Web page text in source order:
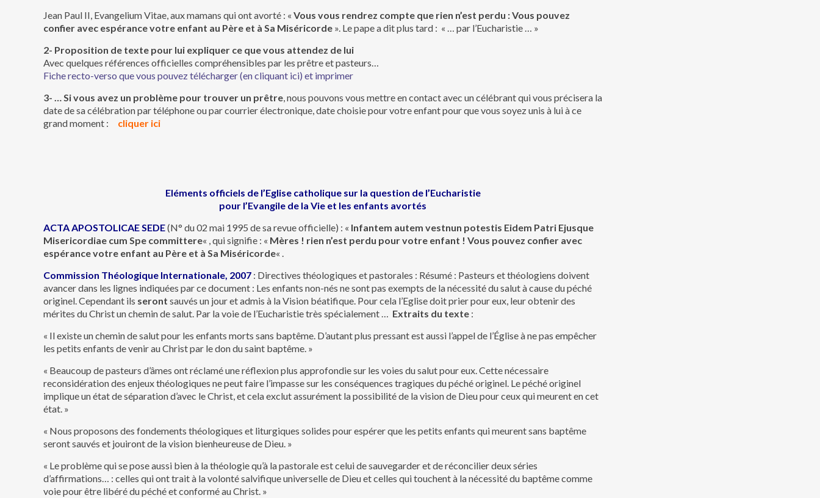
Jean Paul II, Evangelium Vitae, aux mamans qui ont avorté : «Vous vous rendrez compte que rien n’est perdu : Vous pouvez
confier avec espérance votre enfant au Père et à Sa Miséricorde ». Le pape a dit plus tard : « … par l’Eucharistie … »
2- Proposition de texte pour lui expliquer ce que vous attendez de lui
Avec quelques références officielles compréhensibles par les prêtre et pasteurs…
Fiche recto-verso que vous pouvez télécharger (en cliquant ici) et imprimer
3- … Si vous avez un problème pour trouver un prêtre, nous pouvons vous mettre en contact avec un célébrant qui vous précisera la
date de sa célébration par téléphone ou par courrier électronique, date choisie pour votre enfant pour que vous soyez unis à lui à ce
grand moment : cliquer ici
Eléments officiels de l’Eglise catholique sur la question de l’Eucharistie
pour l’Evangile de la Vie et les enfants avortés
ACTA APOSTOLICAE SEDE(N° du 02 mai 1995 de sa revue officielle) : « Infantem autem vestnun potestis Eidem Patri Ejusque
Misericordiae cum Spe committere« , qui signifie : « Mères ! rien n’est perdu pour votre enfant ! Vous pouvez confier avec
espérance votre enfant au Père et à Sa Miséricorde« .
Commission Théologique Internationale, 2007 : Directives théologiques et pastorales : Résumé : Pasteurs et théologiens doivent
avancer dans les lignes indiquées par ce document : Les enfants non-nés ne sont pas exempts de la nécessité du salut à cause du péché
originel. Cependant ils seront sauvés un jour et admis à la Vision béatifique. Pour cela l’Eglise doit prier pour eux, leur obtenir des
mérites du Christ un chemin de salut. Par la voie de l’Eucharistie très spécialement … Extraits du texte :
« Il existe un chemin de salut pour les enfants morts sans baptême. D’autant plus pressant est aussi l’appel de l’Église à ne pas empêcher
les petits enfants de venir au Christ par le don du saint baptême. »
« Beaucoup de pasteurs d’âmes ont réclamé une réflexion plus approfondie sur les voies du salut pour eux. Cette nécessaire
reconsidération des enjeux théologiques ne peut faire l’impasse sur les conséquences tragiques du péché originel. Le péché originel
implique un état de séparation d’avec le Christ, et cela exclut assurément la possibilité de la vision de Dieu pour ceux qui meurent en cet
état. »
« Nous proposons des fondements théologiques et liturgiques solides pour espérer que les petits enfants qui meurent sans baptême
seront sauvés et jouiront de la vision bienheureuse de Dieu. »
« Le problème qui se pose aussi bien à la théologie qu’à la pastorale est celui de sauvegarder et de réconcilier deux séries
d’affirmations… : celles qui ont trait à la volonté salvifique universelle de Dieu et celles qui touchent à la nécessité du baptême comme
voie pour être libéré du péché et conformé au Christ. »